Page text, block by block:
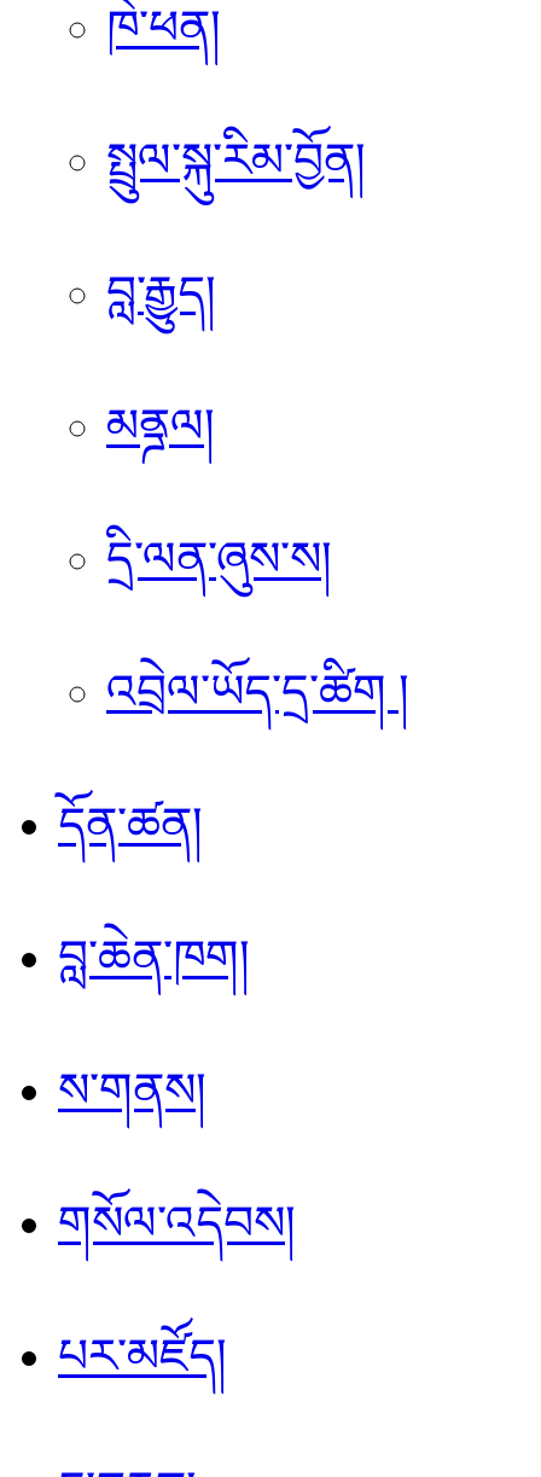
ཁེ་ཕན།
སྤྲུལ་སྐུ་རིམ་བྱོན།
བླ་རྒྱུད།
མནྜལ།
དྲི་ལན་ཞུས་ས།
འབྲེལ་ཡོད་དྲ་ཚིག །
དོན་ཚན།
བླ་ཆེན་ཁག།
ས་གནས།
གསོལ་འདེབས།
པར་མཛོད།